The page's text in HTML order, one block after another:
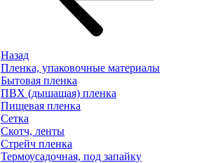
Назад
Пленка, упаковочные материалы
Бытовая пленка
ПВХ (дышащая) пленка
Пищевая пленка
Сетка
Скотч, ленты
Стрейч пленка
Термоусадочная, под запайку